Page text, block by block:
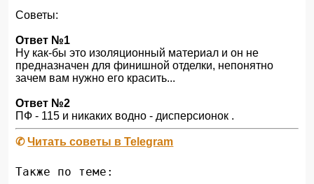
Советы:
Ответ №1
Ну как-бы это изоляционный материал и он не
предназначен для финишной отделки, непонятно
зачем вам нужно его красить...
Ответ №2
ПФ - 115 и никаких водно - дисперсионок .
✆Читать советы в Telegram
Также по теме: